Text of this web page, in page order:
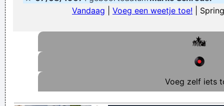
Vandaag
Voeg een weetje toe! |
Voeg zelf iets